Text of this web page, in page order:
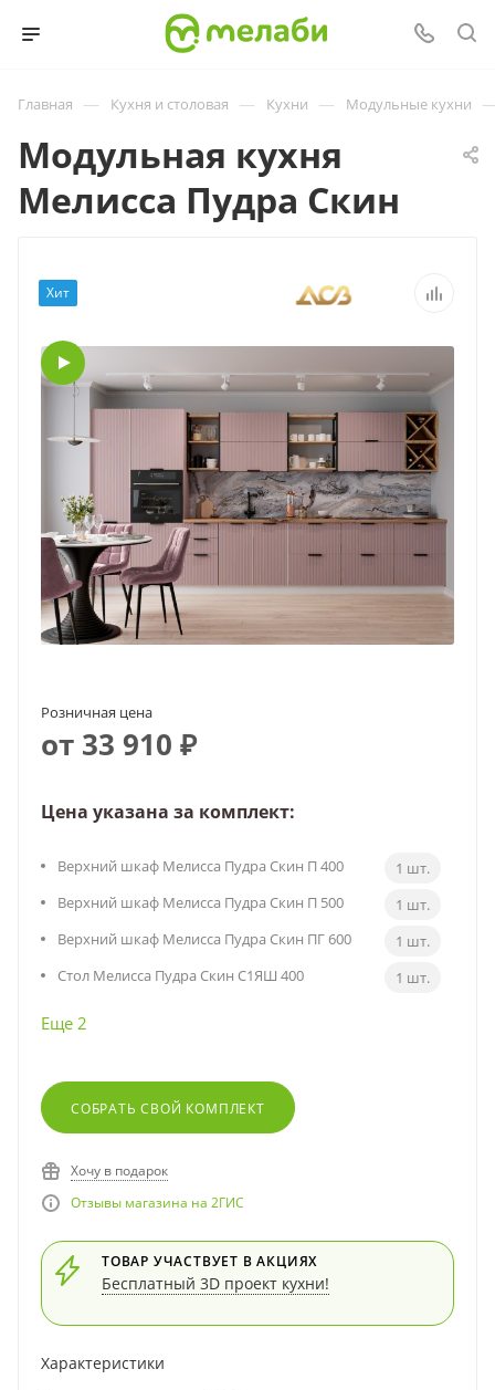
Главная — Кухня и столовая — Кухни — Модульные кухни
Модульная кухня
Мелисса Пудра Скин
Хит
Розничная цена
от 33 910 ₽
Цена указана за комплект:
Верхний шкаф Мелисса Пудра Скин П 400
1 шт.
Верхний шкаф Мелисса Пудра Скин П 500
1 шт.
Верхний шкаф Мелисса Пудра Скин ПГ 600
1 шт.
Стол Мелисса Пудра Скин С1ЯШ 400
1 шт.
Еще 2
СОБРАТЬ СВОЙ КОМПЛЕКТ
Хочу в подарок
Отзывы магазина на 2ГИС
ТОВАР УЧАСТВУЕТ В АКЦИЯХ
Бесплатный 3D проект кухни!
Характеристики